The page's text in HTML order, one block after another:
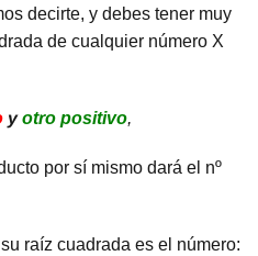
decirte, y debes tener muy
de cualquier número X
yotro positivo,
por sí mismo dará el nº
raíz cuadrada es el número: